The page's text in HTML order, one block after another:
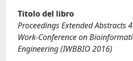
Titolo del libro
Proceedings Extended Abstracts
Work-Conference on
Engineering (IWBBIO 2016)